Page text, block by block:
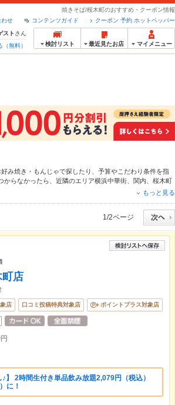
焼きそば/桜木町のおすすめ・クーポン情報
クーポン 予約 ホットペッパー
コンテンツガイド
わせ
スト さん
無料）
検討リスト 最近見たお店 マイメニュー
好み焼き・もんじゃで探したり、予算やこだわり条件を指
からなかったら、近隣のエリア横浜中華街 関内
桜木町
や季節のお
もっと見る
1/2ページ
町店
店 口コミ投稿特典対象店 ポイントプラス対象店
♪】 2時間生付き単品飲み放題2,079円（税込）
に！